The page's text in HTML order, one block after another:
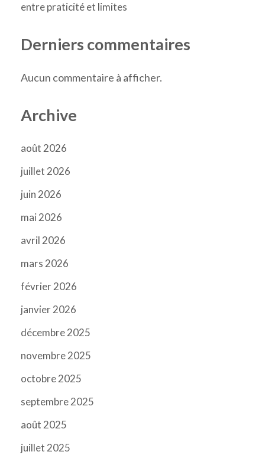
entre praticité et limites
Derniers commentaires
Aucun commentaire à afficher.
Archive
août 2026
juillet 2026
juin 2026
mai 2026
avril 2026
mars 2026
février 2026
janvier 2026
décembre 2025
novembre 2025
octobre 2025
septembre 2025
août 2025
juillet 2025